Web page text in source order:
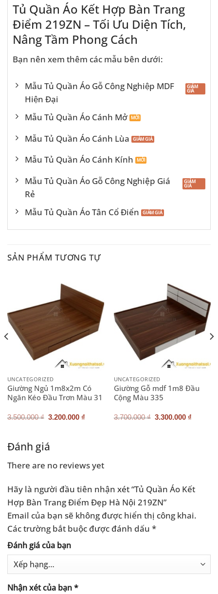
Tủ Quần Áo Kết Hợp Bàn Trang
Điểm 219ZN – Tối Ưu Diện Tích,
Nâng Tầm Phong Cách
Bạn nên xem thêm các mẫu bên dưới:
Mẫu Tủ Quần Áo Gỗ Công Nghiệp MDF
Hiện Đại
Mẫu Tủ Quần Áo Cánh Mở
Mẫu Tủ Quần Áo Cánh Lùa
Mẫu Tủ Quần Áo Cánh Kính
Mẫu Tủ Quần Áo Gỗ Công Nghiệp Giá
Rẻ
Mẫu Tủ Quần Áo Tân Cổ Điển
SẢN PHẨM TƯƠNG TỰ
UNCATEGORIZED
Giường Ngủ 1m8x2m Có
Ngăn Kéo Đầu Trơn Màu 31
3.500.000₫ Giá
3.200.000 ₫
UNCATEGORIZED
Giường Gỗ mdf 1m8 Đầu
Cộng Màu 335
3.700.000₫ Giá
3.300.000 ₫
₫.
Đánh giá
There are no reviews yet
Hãy là người đầu tiên nhận xét “Tủ Quần Áo Kết
Hợp Bàn Trang Điểm Đẹp Hà Nội 219ZN”
Email của bạn sẽ không được hiển thị công khai.
Các trường bắt buộc được đánh dấu *
Đánh giá của bạn
Nhận xét của bạn*